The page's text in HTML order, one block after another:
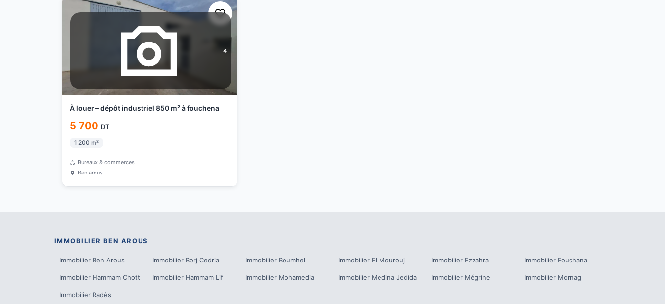
4
À louer – dépôt industriel 850 m² à fouchena
5 700 DT
1 200 m²
Bureaux & commerces
Ben arous
IMMOBILIER BEN AROUS
Immobilier Ben Arous Immobilier Borj Cedria Immobilier Boumhel Immobilier El Mourouj Immobilier Ezzahra Immobilier Fouchana
Immobilier Hammam Chott Immobilier Hammam Lif Immobilier Mohamedia Immobilier Medina Jedida Immobilier Mégrine Immobilier Mornag
Immobilier Radès